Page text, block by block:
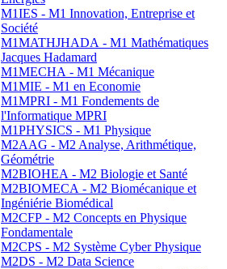
M1IES - M1 Innovation, Entreprise et
Société
M1MATHJHADA - M1 Mathématiques
Jacques Hadamard
M1MECHA - M1 Mécanique
M1MIE - M1 en Economie
M1MPRI - M1 Fondements de
l'Informatique MPRI
M1PHYSICS - M1 Physique
M2AAG - M2 Analyse, Arithmétique,
Géométrie
M2BIOHEA - M2 Biologie et Santé
M2BIOMECA - M2 Biomécanique et
Ingéniérie Biomédical
M2CFP - M2 Concepts en Physique
Fondamentale
M2CPS - M2 Système Cyber Physique
M2DS - M2 Data Science